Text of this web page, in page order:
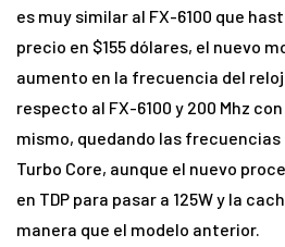
es muy similar al FX-6100 que
precio en $155 dólares, el nuevo
aumento en la frecuencia del reloj
respecto al FX-6100 y 200 Mhz
mismo, quedando las frecuencias
Turbo Core, aunque el nuevo
en TDP para pasar a 125W y la
manera que el modelo anterior.